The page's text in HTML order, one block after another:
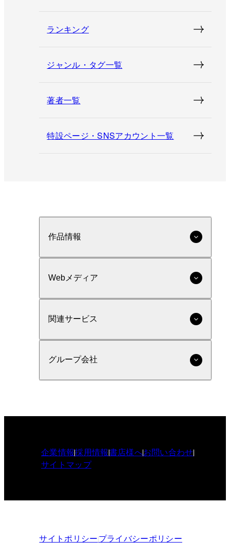
ランキング
ジャンル・タグ一覧
著者一覧
特設ページ・SNSアカウント一覧
作品情報
Webメディア
関連サービス
グループ会社
企業情報採用情報書店様へお問い合わせ
サイトマップ
サイトポリシープライバシーポリシー